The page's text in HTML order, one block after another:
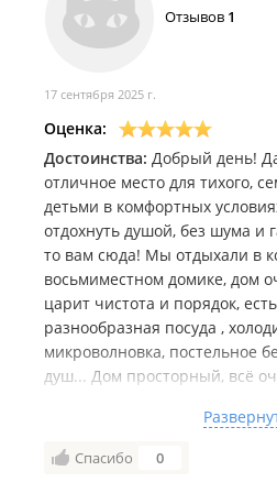
Отзывов 1
17 сентября 2025 г.
Оценка:
Достоинства: Добрый день!
отличное место для тихого,
детьми в комфортных
отдохнуть душой, без шума и
то вам сюда! Мы отдыхали в
восьмиместном домике, дом
царит чистота и порядок,
разнообразная посуда ,
микроволновка, постельное
душ... Дом просторный, всё
газонным покрытием.
доброжелательные,
Спасибо вам за
Спасибо 0